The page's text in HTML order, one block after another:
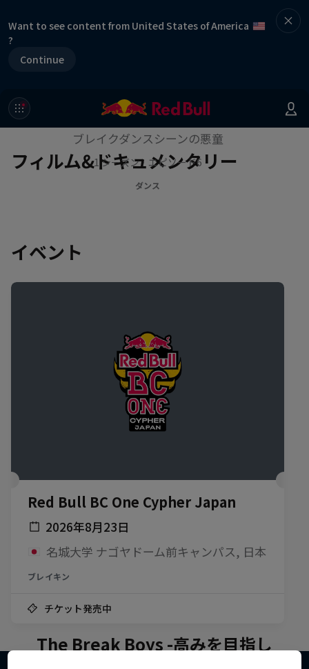
Want to see content from United States of America
?
Continue
フィルム&ドキュメンタリー
The Break Boys -高みを目指し
て-
ブレイクダンスシーンの悪童
1 シーズン · エピソード6
ダンス
イベント
Red Bull BC One Cypher Japan
2026年8月23日
名城大学 ナゴヤドーム前キャンパス, 日本
ブレイキン
チケット発売中
The Break Boys -高みを目指し